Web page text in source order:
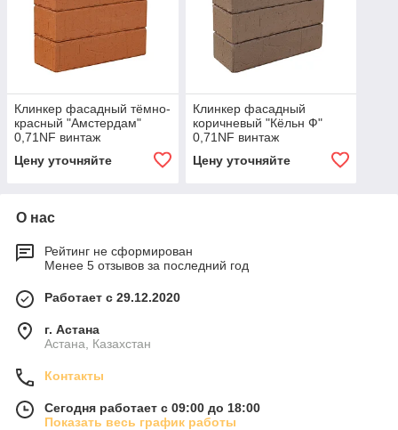
Клинкер фасадный тёмно-
красный "Амстердам"
0,71NF винтаж
Цену уточняйте
Клинкер фасадный
коричневый "Кёльн Ф"
0,71NF винтаж
Цену уточняйте
О нас
Рейтинг не сформирован
Менее 5 отзывов за последний год
Работает с 29.12.2020
г. Астана
Астана, Казахстан
Контакты
Сегодня работает с 09:00 до 18:00
Показать весь график работы